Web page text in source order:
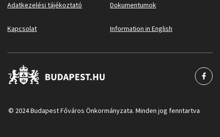
Adatkezelési tájékoztató Dokumentumok
Kapcsolat Information in English
© 2024 Budapest Főváros Önkormányzata. Minden jog fenntartva